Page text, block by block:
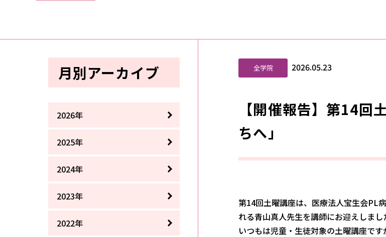
全学院 2026.05.23
【開催報告】第14回
ちへ」
第14回土曜講座は、医療法人宝生会PL
れる青山真人先生を講師にお迎えしまし
いつもは児童・生徒対象の土曜講座で
月別アーカイブ
2026年
2025年
2024年
2023年
2022年